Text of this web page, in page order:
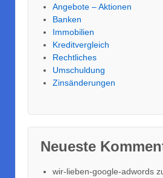
Angebote – Aktionen
Banken
Immobilien
Kreditvergleich
Rechtliches
Umschuldung
Zinsänderungen
Neueste
wir-lieben-google-adwords